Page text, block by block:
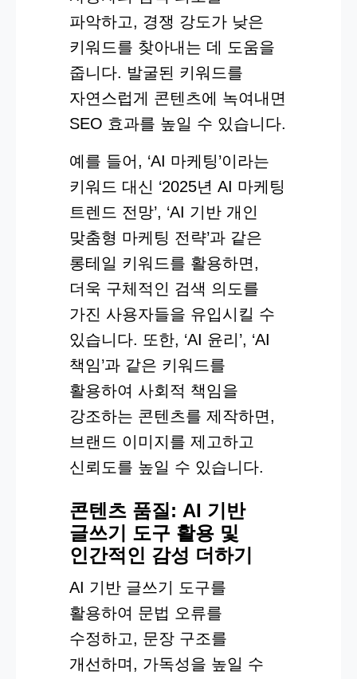
파악하고, 경쟁 강도가 낮은
키워드를 찾아내는 데 도움을
줍니다. 발굴된 키워드를
자연스럽게 콘텐츠에 녹여내면
SEO 효과를 높일 수 있습니다.
예를 들어, ‘AI 마케팅’이라는
키워드 대신 ‘2025년 AI 마케팅
트렌드 전망’, ‘AI 기반 개인
맞춤형 마케팅 전략’과 같은
롱테일 키워드를 활용하면,
더욱 구체적인 검색 의도를
가진 사용자들을 유입시킬 수
있습니다. 또한, ‘AI 윤리’, ‘AI
책임’과 같은 키워드를
활용하여 사회적 책임을
강조하는 콘텐츠를 제작하면,
브랜드 이미지를 제고하고
신뢰도를 높일 수 있습니다.
콘텐츠 품질: AI 기반
글쓰기 도구 활용 및
인간적인 감성 더하기
AI 기반 글쓰기 도구를
활용하여 문법 오류를
수정하고, 문장 구조를
개선하며, 가독성을 높일 수